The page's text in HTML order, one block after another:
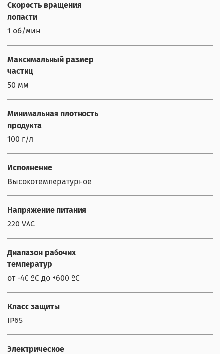
Скорость вращения
лопасти
1 об/мин
Максимальный размер
частиц
50 мм
Минимальная плотность
продукта
100 г/л
Исполнение
Высокотемпературное
Напряжение питания
220 VAC
Диапазон рабочих
температур
от -40 ºС до +600 ºС
Класс защиты
IP65
Электрическое